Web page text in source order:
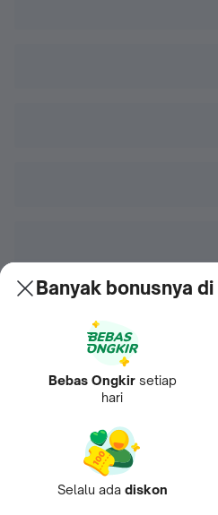
Banyak bonusnya
Bebas Ongkir setiap
hari
Selalu ada diskon